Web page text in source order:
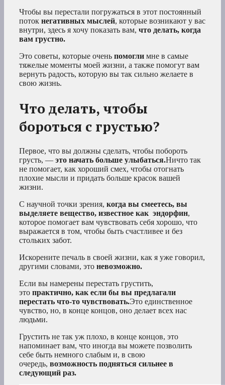
Чтобы вы перестали погружаться в этот постоянный
поток негативных мыслей, которые возникают у вас
внутри, здесь я хочу показать вам, что делать, когда
вам грустно.
Это советы, которые очень помогли мне в самые
тяжелые моменты моей жизни, а также помогут вам
вернуть радость, которую вы так сильно желаете в
свою жизнь.
Что делать, чтобы
бороться с грустью?
Первое, что вы должны сделать, чтобы побороть
грусть, — это начать больше улыбаться.Ничто так
не помогает, как хороший смех, чтобы отогнать
плохие мысли и придать больше красок вашей
жизни.
С научной точки зрения, когда вы смеетесь, вы
выделяете вещество, известное как эндорфин,
которое помогает вам чувствовать себя хорошо, что
выражается в том, чтобы быть счастливее и без
стольких забот.
Искорените печаль в своей жизни, как я уже говорил,
другими словами, это невозможно.
Если вы намерены перестать грустить,
это практично, как если бы вы предлагали
перестать что-то чувствовать.Это единственное
чувство, но, в конце концов, оно делает всех нас
людьми.
Грустить не так уж плохо, в конце концов, это
напоминает вам, что иногда вы можете позволить
себе быть немного слабым и, в свою
очередь, возможность подняться сильнее в
следующий раз.